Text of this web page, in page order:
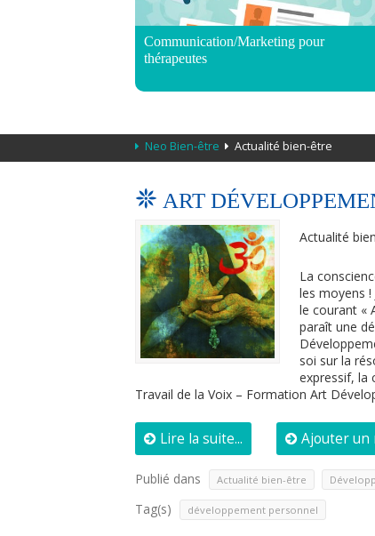
Communication/Marketing pour
thérapeutes
Neo Bien-être Actualité bien-être
ART
Actualité
La
les moyens !
le courant «
paraît une
soi sur la
expressif, la
Travail de la Voix – Formation Art
Lire la suite... Ajouter un
Publié dans Actualité bien-être
Tag(s) développement personnel